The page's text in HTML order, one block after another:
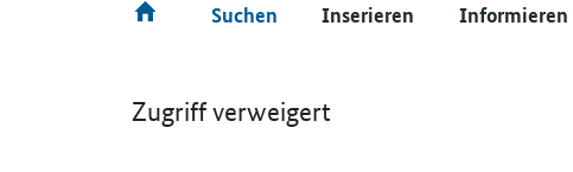
Suchen Inserieren Informieren
Zugriff verweigert